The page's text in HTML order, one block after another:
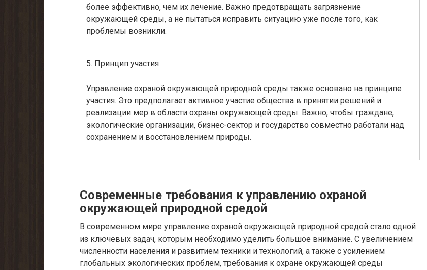
более эффективно, чем их лечение. Важно предотвращать загрязнение
окружающей среды, а не пытаться исправить ситуацию уже после того, как
проблемы возникли.
5. Принцип участия
Управление охраной окружающей природной среды также основано на принципе
участия. Это предполагает активное участие общества в принятии решений и
реализации мер в области охраны окружающей среды. Важно, чтобы граждане,
экологические организации, бизнес-сектор и государство совместно работали над
сохранением и восстановлением природы.
Современные требования к управлению охраной
окружающей природной средой
В современном мире управление охраной окружающей природной средой стало одной
из ключевых задач, которым необходимо уделить большое внимание. С увеличением
численности населения и развитием техники и технологий, а также с усилением
глобальных экологических проблем, требования к охране окружающей среды